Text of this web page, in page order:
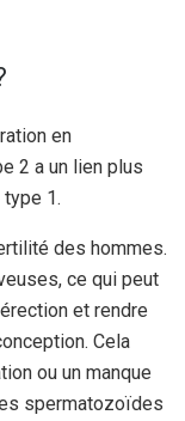
en
2 a un lien plus
1.
des hommes.
ce qui peut
et rendre
Cela
ou un manque
spermatozoïdes